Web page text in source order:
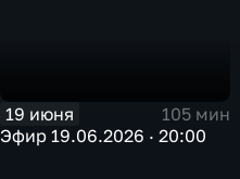
19 июня
105 мин
Эфир 19.06.2026 · 20:00